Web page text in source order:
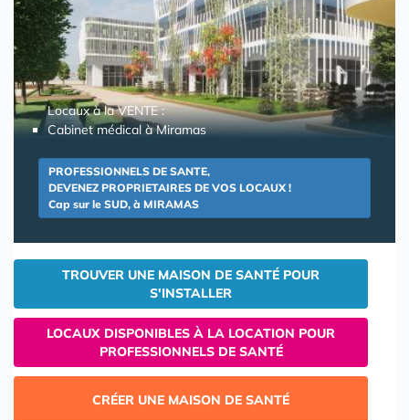
Locaux à la VENTE :
Cabinet médical à Miramas
PROFESSIONNELS DE SANTE,
DEVENEZ PROPRIETAIRES DE VOS LOCAUX !
Cap sur le SUD, à MIRAMAS
TROUVER UNE MAISON DE SANTÉ POUR
S'INSTALLER
LOCAUX DISPONIBLES À LA LOCATION POUR
PROFESSIONNELS DE SANTÉ
CRÉER UNE MAISON DE SANTÉ